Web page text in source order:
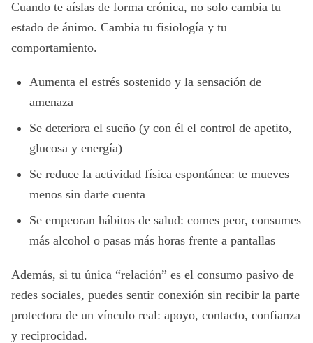
Cuando te aíslas de forma crónica, no solo cambia tu
estado de ánimo. Cambia tu fisiología y tu
comportamiento.
Aumenta el estrés sostenido y la sensación de
amenaza
Se deteriora el sueño (y con él el control de apetito,
glucosa y energía)
Se reduce la actividad física espontánea: te mueves
menos sin darte cuenta
Se empeoran hábitos de salud: comes peor, consumes
más alcohol o pasas más horas frente a pantallas
Además, si tu única “relación” es el consumo pasivo de
redes sociales, puedes sentir conexión sin recibir la parte
protectora de un vínculo real: apoyo, contacto, confianza
y reciprocidad.